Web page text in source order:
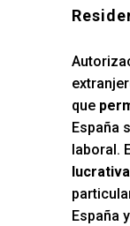
que
España
laboral.
España